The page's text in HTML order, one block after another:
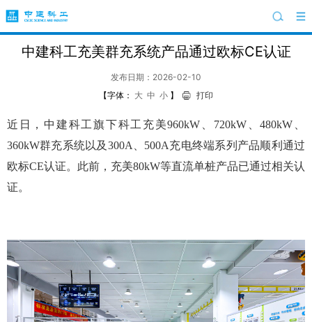
中建科工充美群充系统产品通过欧标CE认证
发布日期：2026-02-10
【字体： 大 中 小 】 打印
近日，中建科工旗下科工充美960kW、720kW、480kW、
360kW群充系统以及300A、500A充电终端系列产品顺利通过
欧标CE认证。此前，充美80kW等直流单桩产品已通过相关认
证。